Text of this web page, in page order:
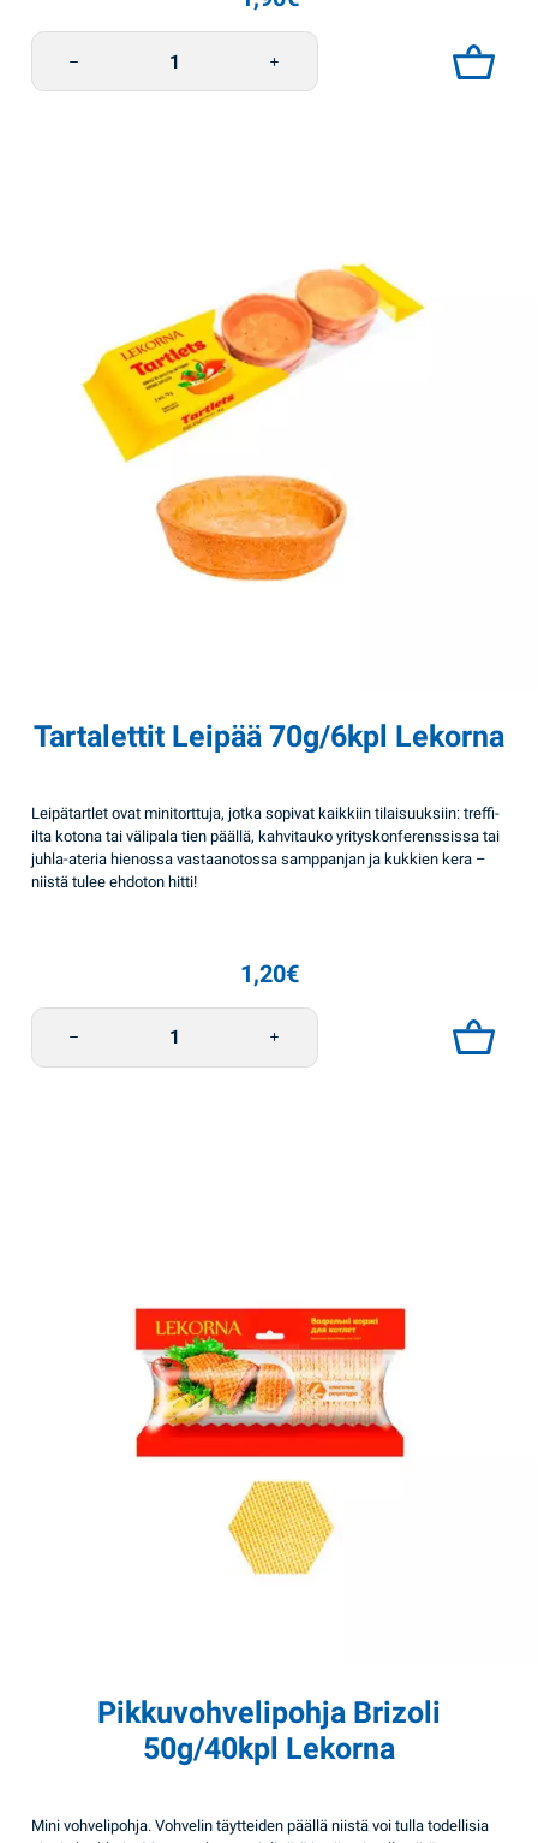
Vohvelikakkulevyt 90g Vadelma Lekorna määrä
Tartalettit Leipää 70g/6kpl Lekorna
Leipätartlet ovat minitorttuja, jotka sopivat kaikkiin tilaisuuksiin: treffi-
ilta kotona tai välipala tien päällä, kahvitauko yrityskonferenssissa tai
juhla-ateria hienossa vastaanotossa samppanjan ja kukkien kera –
niistä tulee ehdoton hitti!
1,20€
Tartalettit Leipää 70g/6kpl Lekorna määrä
Pikkuvohvelipohja Brizoli
50g/40kpl Lekorna
Mini vohvelipohja. Vohvelin täytteiden päällä niistä voi tulla todellisia